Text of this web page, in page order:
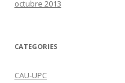
octubre 2013
CATEGORIES
CAU-UPC